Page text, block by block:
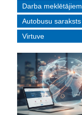
Darba meklētājiem
Autobusu saraksts
Virtuve